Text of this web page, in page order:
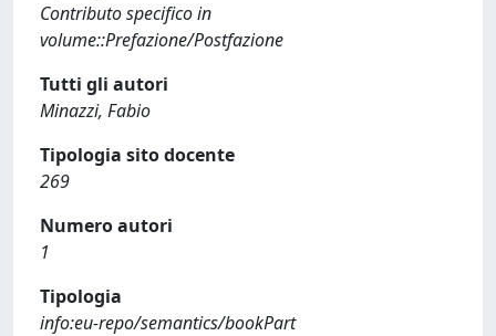
Contributo specifico in
volume::Prefazione/Postfazione
Tutti gli autori
Minazzi, Fabio
Tipologia sito docente
269
Numero autori
1
Tipologia
info:eu-repo/semantics/bookPart